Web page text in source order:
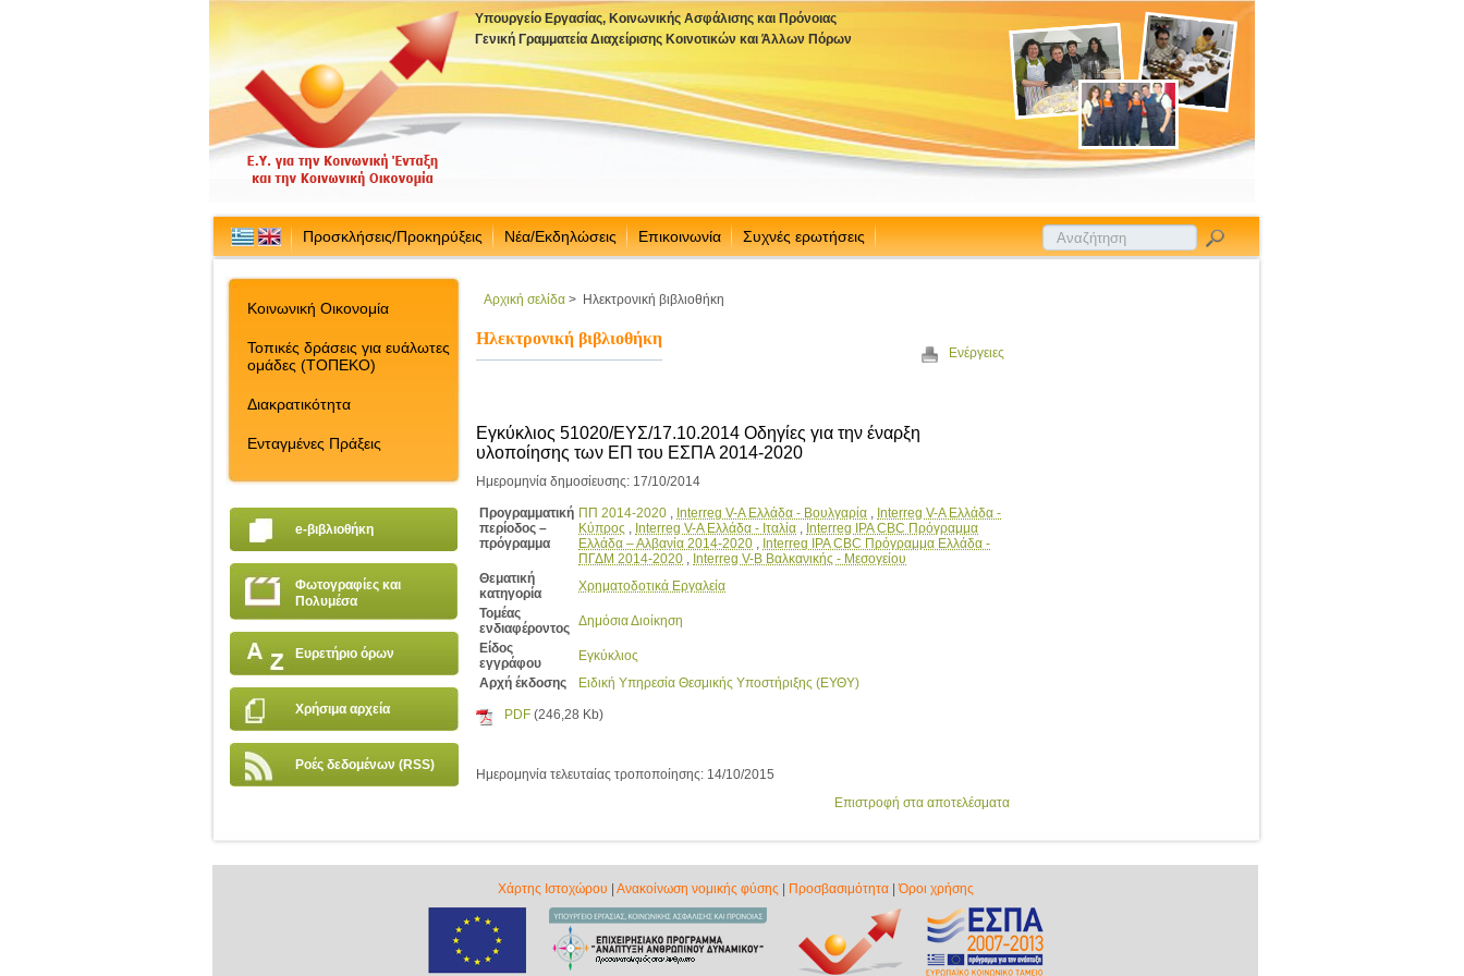
Υπουργείο Εργασίας, Κοινωνικής Ασφάλισης και Πρόνοιας
Γενική Γραμματεία Διαχείρισης Κοινοτικών και Άλλων Πόρων
Προσκλήσεις/Προκηρύξεις Νέα/Εκδηλώσεις Επικοινωνία Συχνές ερωτήσεις
Κοινωνική Οικονομία
Τοπικές δράσεις για ευάλωτες
ομάδες (ΤΟΠΕΚΟ)
Διακρατικότητα
Ενταγμένες Πράξεις
e-βιβλιοθήκη
Φωτογραφίες και
Πολυμέσα
Ευρετήριο όρων
Χρήσιμα αρχεία
Ροές δεδομένων (RSS)
Αρχική σελίδα > Ηλεκτρονική βιβλιοθήκη
Ηλεκτρονική βιβλιοθήκη
Ενέργειες
Εγκύκλιος 51020/ΕΥΣ/17.10.2014 Οδηγίες για την έναρξη
υλοποίησης των ΕΠ του ΕΣΠΑ 2014-2020
Ημερομηνία δημοσίευσης: 17/10/2014
Προγραμματική
περίοδος –
πρόγραμμα
ΠΠ 2014-2020 , Interreg V-A Ελλάδα - Βουλγαρία , Interreg V-A Ελλάδα -
Κύπρος , Interreg V-A Ελλάδα - Ιταλία , Interreg IPA CBC Πρόγραμμα
Ελλάδα – Αλβανία 2014-2020 , Interreg IPA CBC Πρόγραμμα Ελλάδα -
ΠΓΔΜ 2014-2020 , Interreg V-Β Βαλκανικής - Μεσογείου
Θεματική
κατηγορία
Χρηματοδοτικά Εργαλεία
Τομέας
ενδιαφέροντος Δημόσια Διοίκηση
Είδος
εγγράφου
Εγκύκλιος
Αρχή έκδοσης
Ειδική Υπηρεσία Θεσμικής Υποστήριξης (ΕΥΘΥ)
PDF (246,28 Kb)
Ημερομηνία τελευταίας τροποποίησης: 14/10/2015
Επιστροφή στα αποτελέσματα
Χάρτης Ιστοχώρου Ανακοίνωση νομικής φύσης Προσβασιμότητα|Όροι χρήσης